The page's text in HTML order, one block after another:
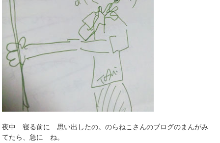
夜中 寝る前に 思い出したの。のらねこさんのブログのまんがみ
てたら、急に ね。